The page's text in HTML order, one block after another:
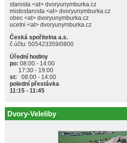
starosta <at> dvoryunymburka.cz
mistostarosta <at> dvoryunymburka.cz
obec <at> dvoryunymburka.cz
ucetni <at> dvoryunymburka.cz
Česká spořitelna a.s.
č.účtu: 505423359/0800
Úřední hodiny
po: 08:00 - 14:00
17:30 - 19:00
st: 08:00 - 14:00
polední přestávka
11:15 - 11:45
Dvory-Veleliby